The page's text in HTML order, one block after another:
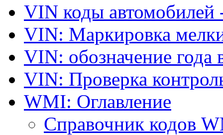
VIN коды автомобилей
VIN: Маркировка
VIN: обозначение года
VIN: Проверка
WMI: Оглавление
Справочник кодов